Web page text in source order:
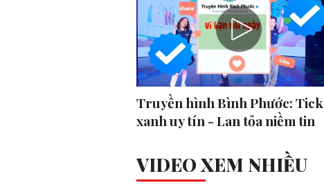
Truyền hình Bình Phước: Tick
xanh uy tín - Lan tỏa niềm tin
VIDEO XEM NHIỀU